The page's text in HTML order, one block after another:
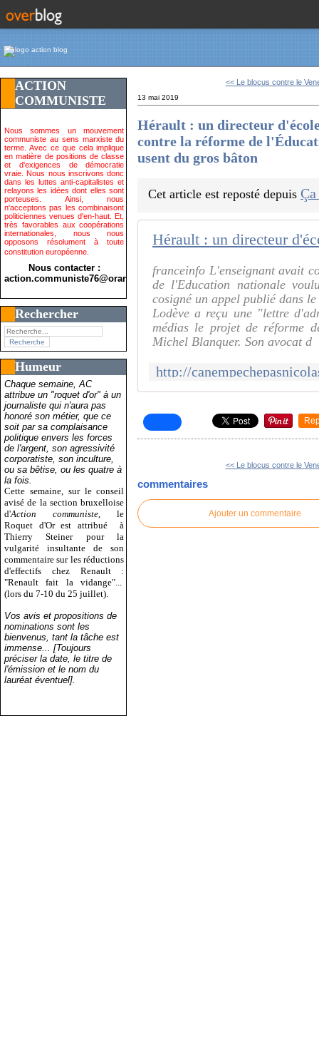
ACTION
COMMUNISTE
Nous sommes un mouvement
communiste au sens marxiste du
terme. Avec ce que cela implique
en matière de positions de classe
et d'exigences de démocratie
vraie. Nous nous inscrivons donc
dans les luttes anti-capitalistes et
relayons les idées dont elles sont
porteuses. Ainsi, nous
n'acceptons pas les combinaisont
politiciennes venues d'en-haut. Et,
très favorables aux coopérations
internationales, nous nous
opposons résolument à toute
constitution européenne.
Nous contacter :
action.communiste76@orange.fr>
Rechercher
Humeur
Chaque semaine, AC
attribue un "roquet d'or" à un
journaliste qui n'aura pas
honoré son métier, que ce
soit par sa complaisance
politique envers les forces
de l'argent, son agressivité
corporatiste, son inculture,
ou sa bêtise, ou les quatre à
la fois.
Cette semaine, sur le conseil
avisé de la section bruxelloise
d'Action communiste , le
Roquet d'Or est attribué
à
Thierry Steiner pour la
vulgarité insultante de son
commentaire sur les réductions
d'effectifs chez Renault :
"Renault fait la vidange"...
(lors du 7-10 du 25 juillet).
Vos avis et propositions de
nominations sont les
bienvenus, tant la tâche est
immense... [Toujours
préciser la date, le titre de
l'émission et le nom du
lauréat éventuel].
<< Le blocus contre le
13 mai 2019
Hérault : un directeur
contre la réforme de
usent du gros bâton
Cet article est reposté depuis
franceinfo L'enseignant avait
de l'Education nationale
cosigné un appel publié dans
Lodève a reçu une "lettre
médias le projet de réforme
Michel Blanquer. Son avocat d
<< Le blocus contre le
commentaires
Ajouter un commentaire